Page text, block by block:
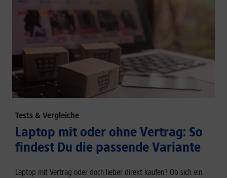
Tests & Vergleiche
Laptop mit oder ohne Vertrag: So
findest Du die passende Variante
Laptop mit Vertrag oder doch lieber direkt kaufen? Ob sich ein